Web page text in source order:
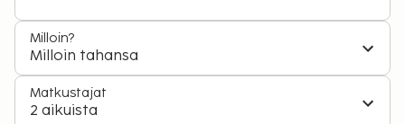
Milloin?
Milloin tahansa
Matkustajat
2 aikuista